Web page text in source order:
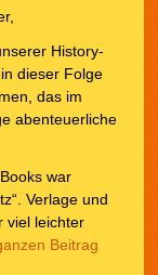
History-
dieser Folge
das im
abenteuerliche
war
Verlage und
viel leichter
Beitrag